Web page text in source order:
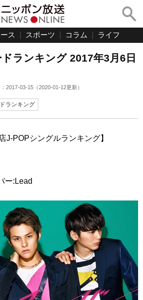
ス スポーツ コラム ライフ
ドランキング 2017年3月6日
2017-03-15 （2020-01-12更新）
ランキング
J-POPシングルランキング】
ー:Lead